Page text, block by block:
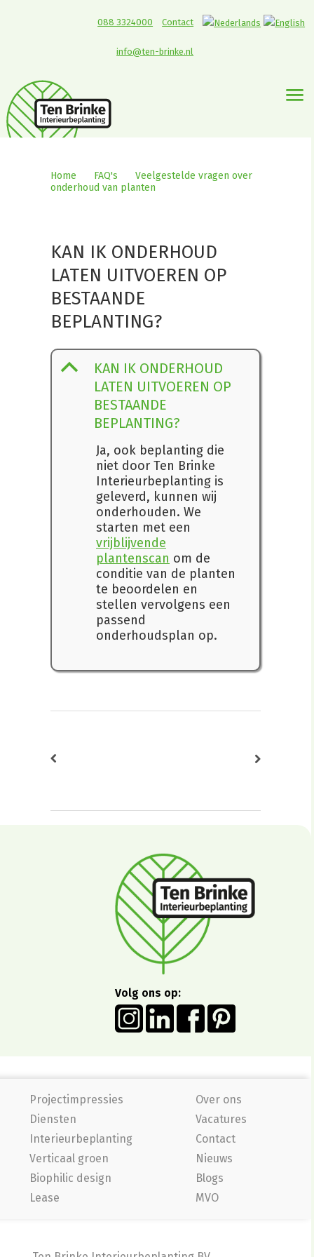
Contact
088 3324000
info@ten-brinke.nl
Home FAQ's
Veelgestelde vragen over
onderhoud van planten
KAN IK ONDERHOUD
LATEN UITVOEREN OP
BESTAANDE
BEPLANTING?
B
KAN IK ONDERHOUD
LATEN UITVOEREN OP
BESTAANDE
BEPLANTING?
Ja, ook beplanting die
niet door Ten Brinke
Interieurbeplanting is
geleverd, kunnen wij
onderhouden. We
starten met een
vrijblijvende
plantenscan om de
conditie van de planten
te beoordelen en
stellen vervolgens een
passend
onderhoudsplan op.
Volg ons op:
Projectimpressies
Diensten
Interieurbeplanting
Verticaal groen
Biophilic design
Lease
Over ons
Vacatures
Contact
Nieuws
Blogs
MVO